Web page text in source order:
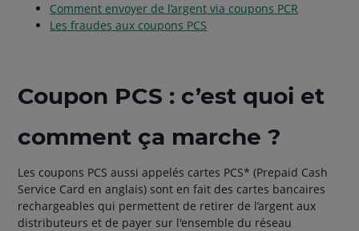
Comment envoyer de l’argent via coupons PCR
Les fraudes aux coupons PCS
Coupon PCS : c’est quoi et
comment ça marche ?
Les coupons PCS aussi appelés cartes PCS* (Prepaid Cash
Service Card en anglais) sont en fait des cartes bancaires
rechargeables qui permettent de retirer de l’argent aux
distributeurs et de payer sur l'ensemble du réseau